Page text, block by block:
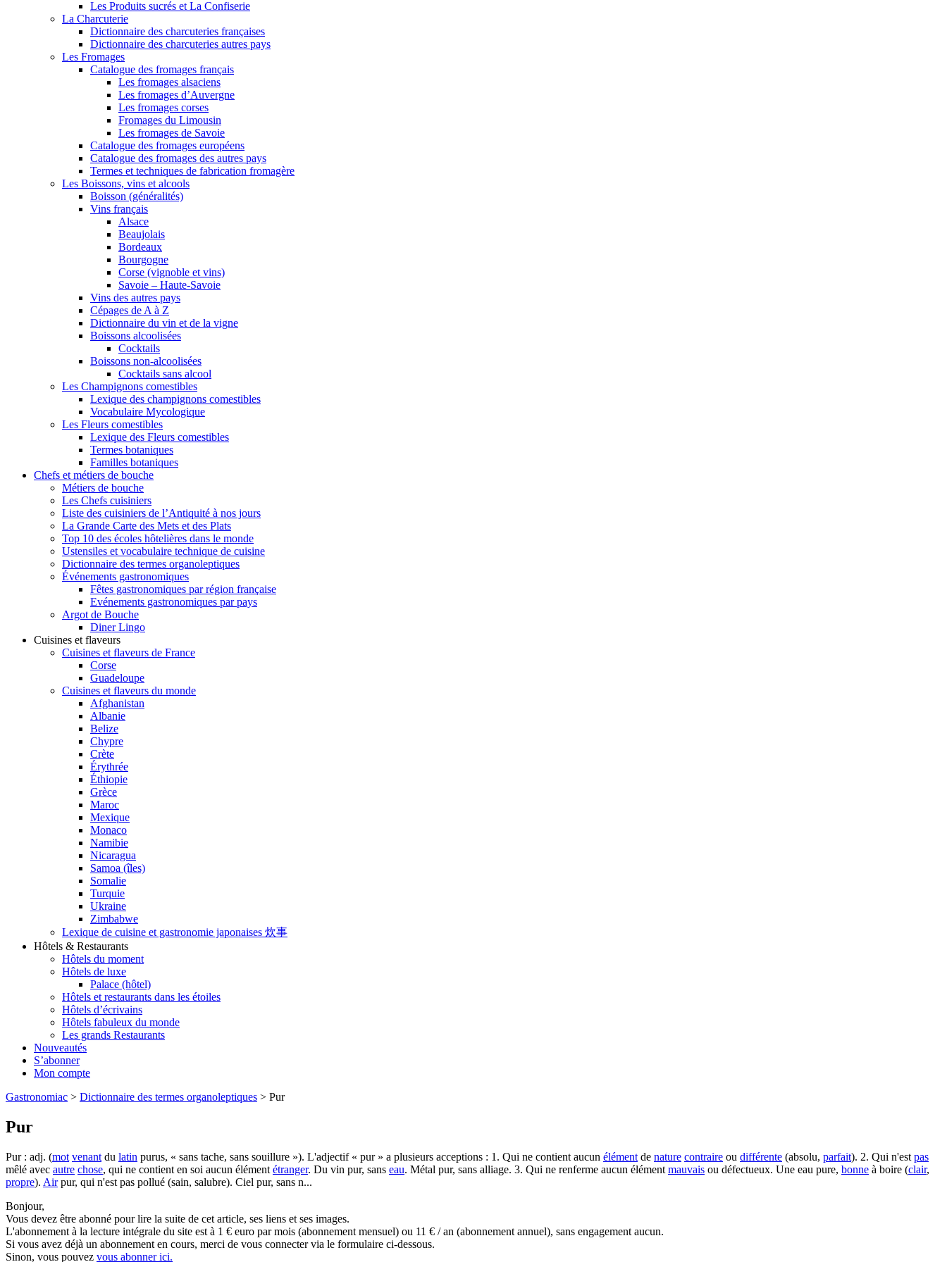
Les Produits sucrés et La Confiserie
La Charcuterie
Dictionnaire des charcuteries françaises
Dictionnaire des charcuteries autres pays
Les Fromages
Catalogue des fromages français
Les fromages alsaciens
Les fromages d’Auvergne
Les fromages corses
Fromages du Limousin
Les fromages de Savoie
Catalogue des fromages européens
Catalogue des fromages des autres pays
Termes et techniques de fabrication fromagère
Les Boissons, vins et alcools
Boisson (généralités)
Vins français
Alsace
Beaujolais
Bordeaux
Bourgogne
Corse (vignoble et vins)
Savoie – Haute-Savoie
Vins des autres pays
Cépages de A à Z
Dictionnaire du vin et de la vigne
Boissons alcoolisées
Cocktails
Boissons non-alcoolisées
Cocktails sans alcool
Les Champignons comestibles
Lexique des champignons comestibles
Vocabulaire Mycologique
Les Fleurs comestibles
Lexique des Fleurs comestibles
Termes botaniques
Familles botaniques
Chefs et métiers de bouche
Métiers de bouche
Les Chefs cuisiniers
Liste des cuisiniers de l’Antiquité à nos jours
La Grande Carte des Mets et des Plats
Top 10 des écoles hôtelières dans le monde
Ustensiles et vocabulaire technique de cuisine
Dictionnaire des termes organoleptiques
Événements gastronomiques
Fêtes gastronomiques par région française
Evénements gastronomiques par pays
Argot de Bouche
Diner Lingo
Cuisines et flaveurs
Cuisines et flaveurs de France
Corse
Guadeloupe
Cuisines et flaveurs du monde
Afghanistan
Albanie
Belize
Chypre
Crète
Érythrée
Éthiopie
Grèce
Maroc
Mexique
Monaco
Namibie
Nicaragua
Samoa (îles)
Somalie
Turquie
Ukraine
Zimbabwe
Lexique de cuisine et gastronomie japonaises 炊事
Hôtels & Restaurants
Hôtels du moment
Hôtels de luxe
Palace (hôtel)
Hôtels et restaurants dans les étoiles
Hôtels d’écrivains
Hôtels fabuleux du monde
Les grands Restaurants
Nouveautés
S’abonner
Mon compte
Gastronomiac > Dictionnaire des termes organoleptiques > Pur
Pur
Pur : adj. (mot venant du latin purus, « sans tache, sans souillure »). L'adjectif « pur » a plusieurs acceptions : 1. Qui ne contient aucun élément de nature contraire ou différente (absolu, parfait). 2. Qui n'est pas
mêlé avec autre chose, qui ne contient en soi aucun élément étranger. Du vin pur, sans eau. Métal pur, sans alliage. 3. Qui ne renferme aucun élément mauvais ou défectueux. Une eau pure, bonne à boire (clair,
propre). Airpur, qui n'est pas pollué (sain, salubre). Ciel pur, sans n...
Bonjour,
Vous devez être abonné pour lire la suite de cet article, ses liens et ses images.
L'abonnement à la lecture intégrale du site est à 1 € euro par mois (abonnement mensuel) ou 11 € / an (abonnement annuel), sans engagement aucun.
Si vous avez déjà un abonnement en cours, merci de vous connecter via le formulaire ci-dessous.
Sinon, vous pouvez vous abonner ici.